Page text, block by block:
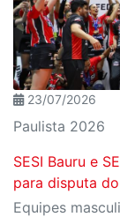
23/07/2026
Paulista 2026
SESI Bauru e
para disputa